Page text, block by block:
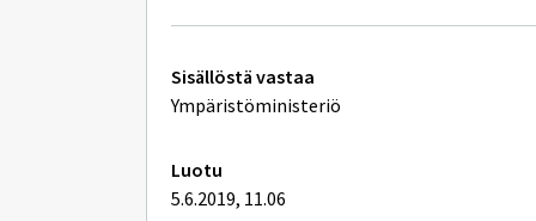
Tekniset
lisätiedot
Sisällöstä vastaa
Ympäristöministeriö
Luotu
5.6.2019, 11.06